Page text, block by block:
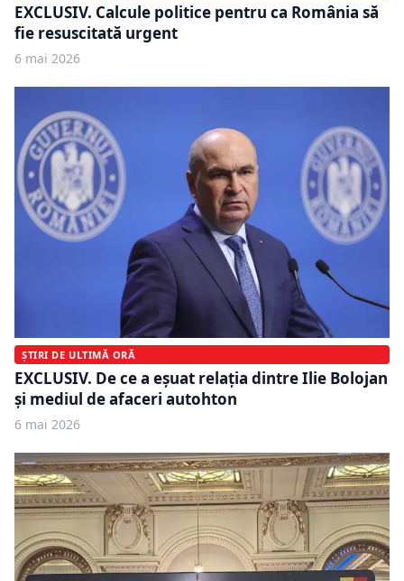
EXCLUSIV. Calcule politice pentru ca România să
fie resuscitată urgent
6 mai 2026
ȘTIRI DE ULTIMĂ ORĂ
EXCLUSIV. De ce a eșuat relația dintre Ilie Bolojan
și mediul de afaceri autohton
6 mai 2026